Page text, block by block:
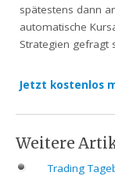
spätestens dann
automatische
Strategien gefragt
Jetzt kostenlos
Weitere
Trading